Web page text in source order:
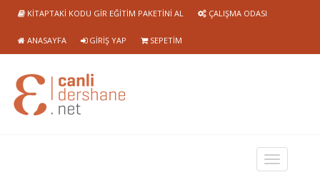
KITAPTAKI KODU GIR EĞITIM PAKETINI AL ÇALIŞMA ODASI
ANASAYFA GIRIŞ YAP SEPETIM